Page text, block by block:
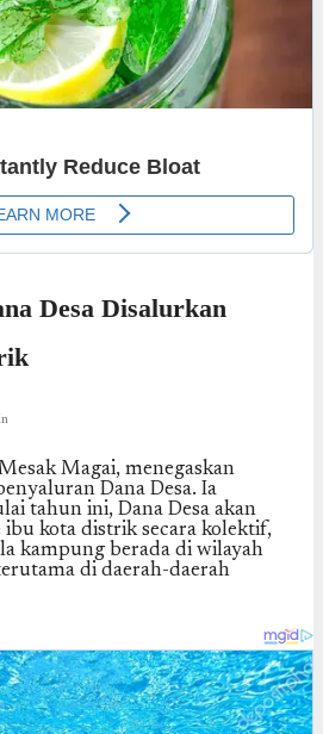
Desa Disalurkan
Magai, menegaskan
Dana Desa. Ia
tahun ini, Dana Desa akan
kota distrik secara kolektif,
kampung berada di wilayah
di daerah-daerah